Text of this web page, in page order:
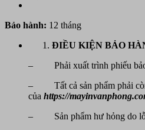
Bảo hành: 12 tháng
ĐIỀU KIỆN BẢO
– Phải xuất trình phiếu bảo
– Tất cả sản phẩm phải
của https://
– Sản phẩm hư hỏng do lỗi